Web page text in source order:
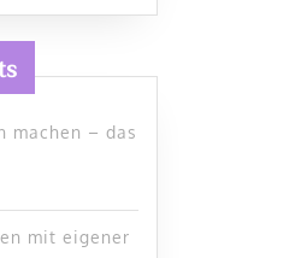
machen – das
mit eigener